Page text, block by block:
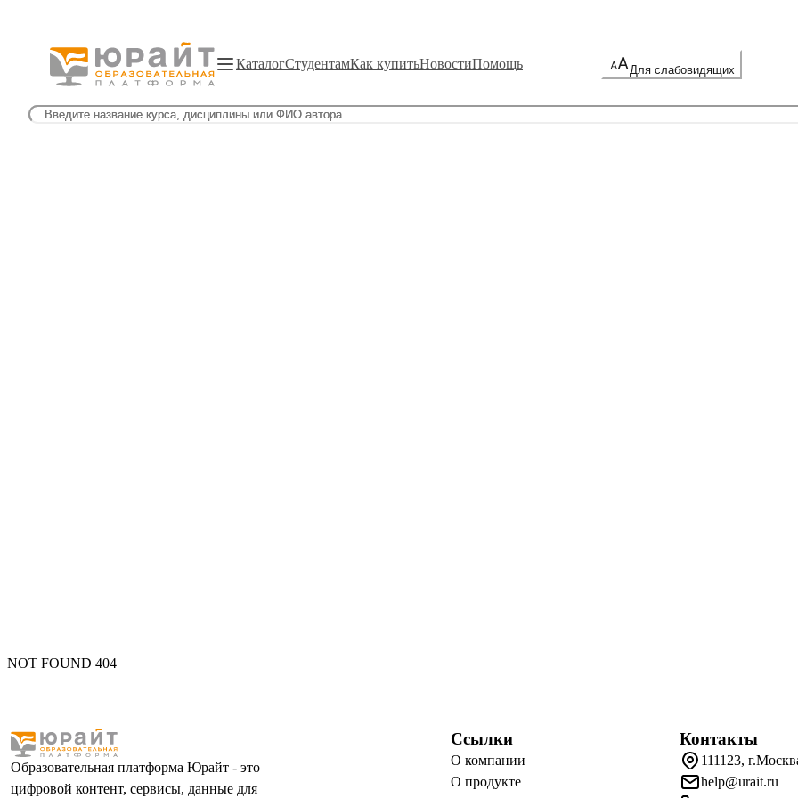
КаталогСтудентамКак купитьНовостиПомощь Для слабовидящих
NOT FOUND 404
Образовательная платформа Юрайт - это
цифровой контент, сервисы, данные для
Ссылки
О компании
О продукте
Контакты
111123,
help@urait.ru